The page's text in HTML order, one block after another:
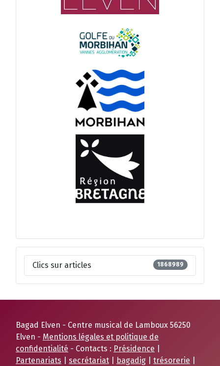
Clics sur articles 1868989
Bagad Elven - Centre musical de Lamboux 56250
Elven - Mentions légales et politique de
confidentialité - Contacts : Présidence
Partenariats
secrétariat bagadig trésorerie